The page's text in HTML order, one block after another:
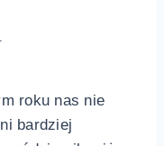
roku nas nie
bardziej